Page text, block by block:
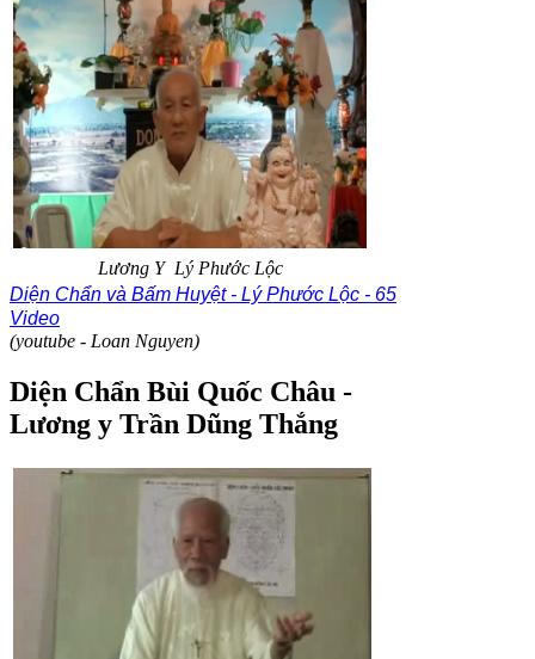
Lương Y Lý Phước Lộc
Diện Chẩn và Bấm Huyệt - Lý Phước Lộc - 65
Video
(youtube - Loan Nguyen)
Diện Chẩn Bùi Quốc Châu -
Lương y Trần Dũng Thắng